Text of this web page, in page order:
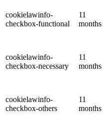
cookielawinfo-
checkbox-functional
11
months
cookielawinfo-
checkbox-necessary
11
months
cookielawinfo-
checkbox-others
11
months